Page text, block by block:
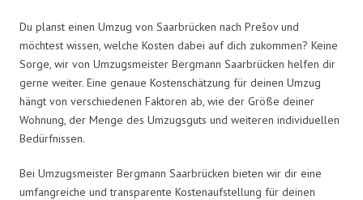
Du planst einen Umzug von Saarbrücken nach Prešov und
möchtest wissen, welche Kosten dabei auf dich zukommen? Keine
Sorge, wir von Umzugsmeister Bergmann Saarbrücken helfen dir
gerne weiter. Eine genaue Kostenschätzung für deinen Umzug
hängt von verschiedenen Faktoren ab, wie der Größe deiner
Wohnung, der Menge des Umzugsguts und weiteren individuellen
Bedürfnissen.
Bei Umzugsmeister Bergmann Saarbrücken bieten wir dir eine
umfangreiche und transparente Kostenaufstellung für deinen